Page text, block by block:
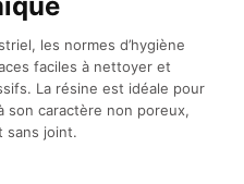
les normes d’hygiène
faciles à nettoyer et
La résine est idéale pour
son caractère non poreux,
sans joint.